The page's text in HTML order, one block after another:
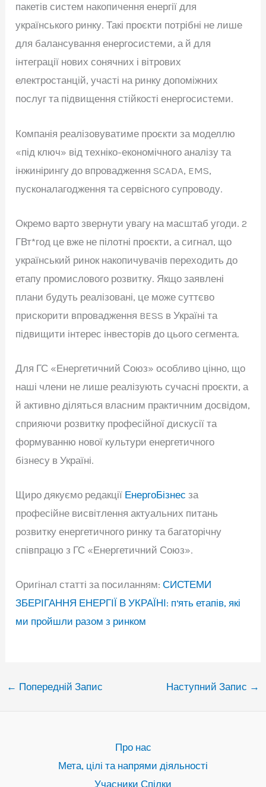
пакетів систем накопичення енергії для
українського ринку. Такі проєкти потрібні не лише
для балансування енергосистеми, а й для
інтеграції нових сонячних і вітрових
електростанцій, участі на ринку допоміжних
послуг та підвищення стійкості енергосистеми.
Компанія реалізовуватиме проєкти за моделлю
«під ключ» від техніко-економічного аналізу та
інжинірингу до впровадження SCADA, EMS,
пусконалагодження та сервісного супроводу.
Окремо варто звернути увагу на масштаб угоди. 2
ГВт*год це вже не пілотні проєкти, а сигнал, що
український ринок накопичувачів переходить до
етапу промислового розвитку. Якщо заявлені
плани будуть реалізовані, це може суттєво
прискорити впровадження BESS в Україні та
підвищити інтерес інвесторів до цього сегмента.
Для ГС «Енергетичний Союз» особливо цінно, що
наші члени не лише реалізують сучасні проєкти, а
й активно діляться власним практичним досвідом,
сприяючи розвитку професійної дискусії та
формуванню нової культури енергетичного
бізнесу в Україні.
Щиро дякуємо редакції ЕнергоБізнес за
професійне висвітлення актуальних питань
розвитку енергетичного ринку та багаторічну
співпрацю з ГС «Енергетичний Союз».
Оригінал статті за посиланням:СИСТЕМИ
ЗБЕРІГАННЯ ЕНЕРГІЇ В УКРАЇНІ: пʼять етапів, які
ми пройшли разом з ринком
← Попередній Запис Наступний Запис →
Про нас
Мета, цілі та напрями діяльності
Учасники Спілки